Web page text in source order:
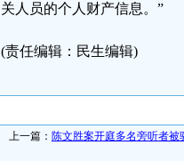
关人员的个人财产信息。”
(责任编辑：民生编辑)
上一篇： 陈文胜案开庭多名旁听者被